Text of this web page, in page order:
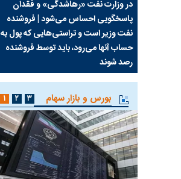
در وزارت نفت «رهاشدگی» و فقدان
پاسخگویی احساس می‌شود | فروشنده
نفت وزیر است و تراستی‌هایی که پول به
حساب آنها می‌رود، باید توسط فروشنده
رصد شوند
بورس و بازار سهام ۱ ۲ ۳